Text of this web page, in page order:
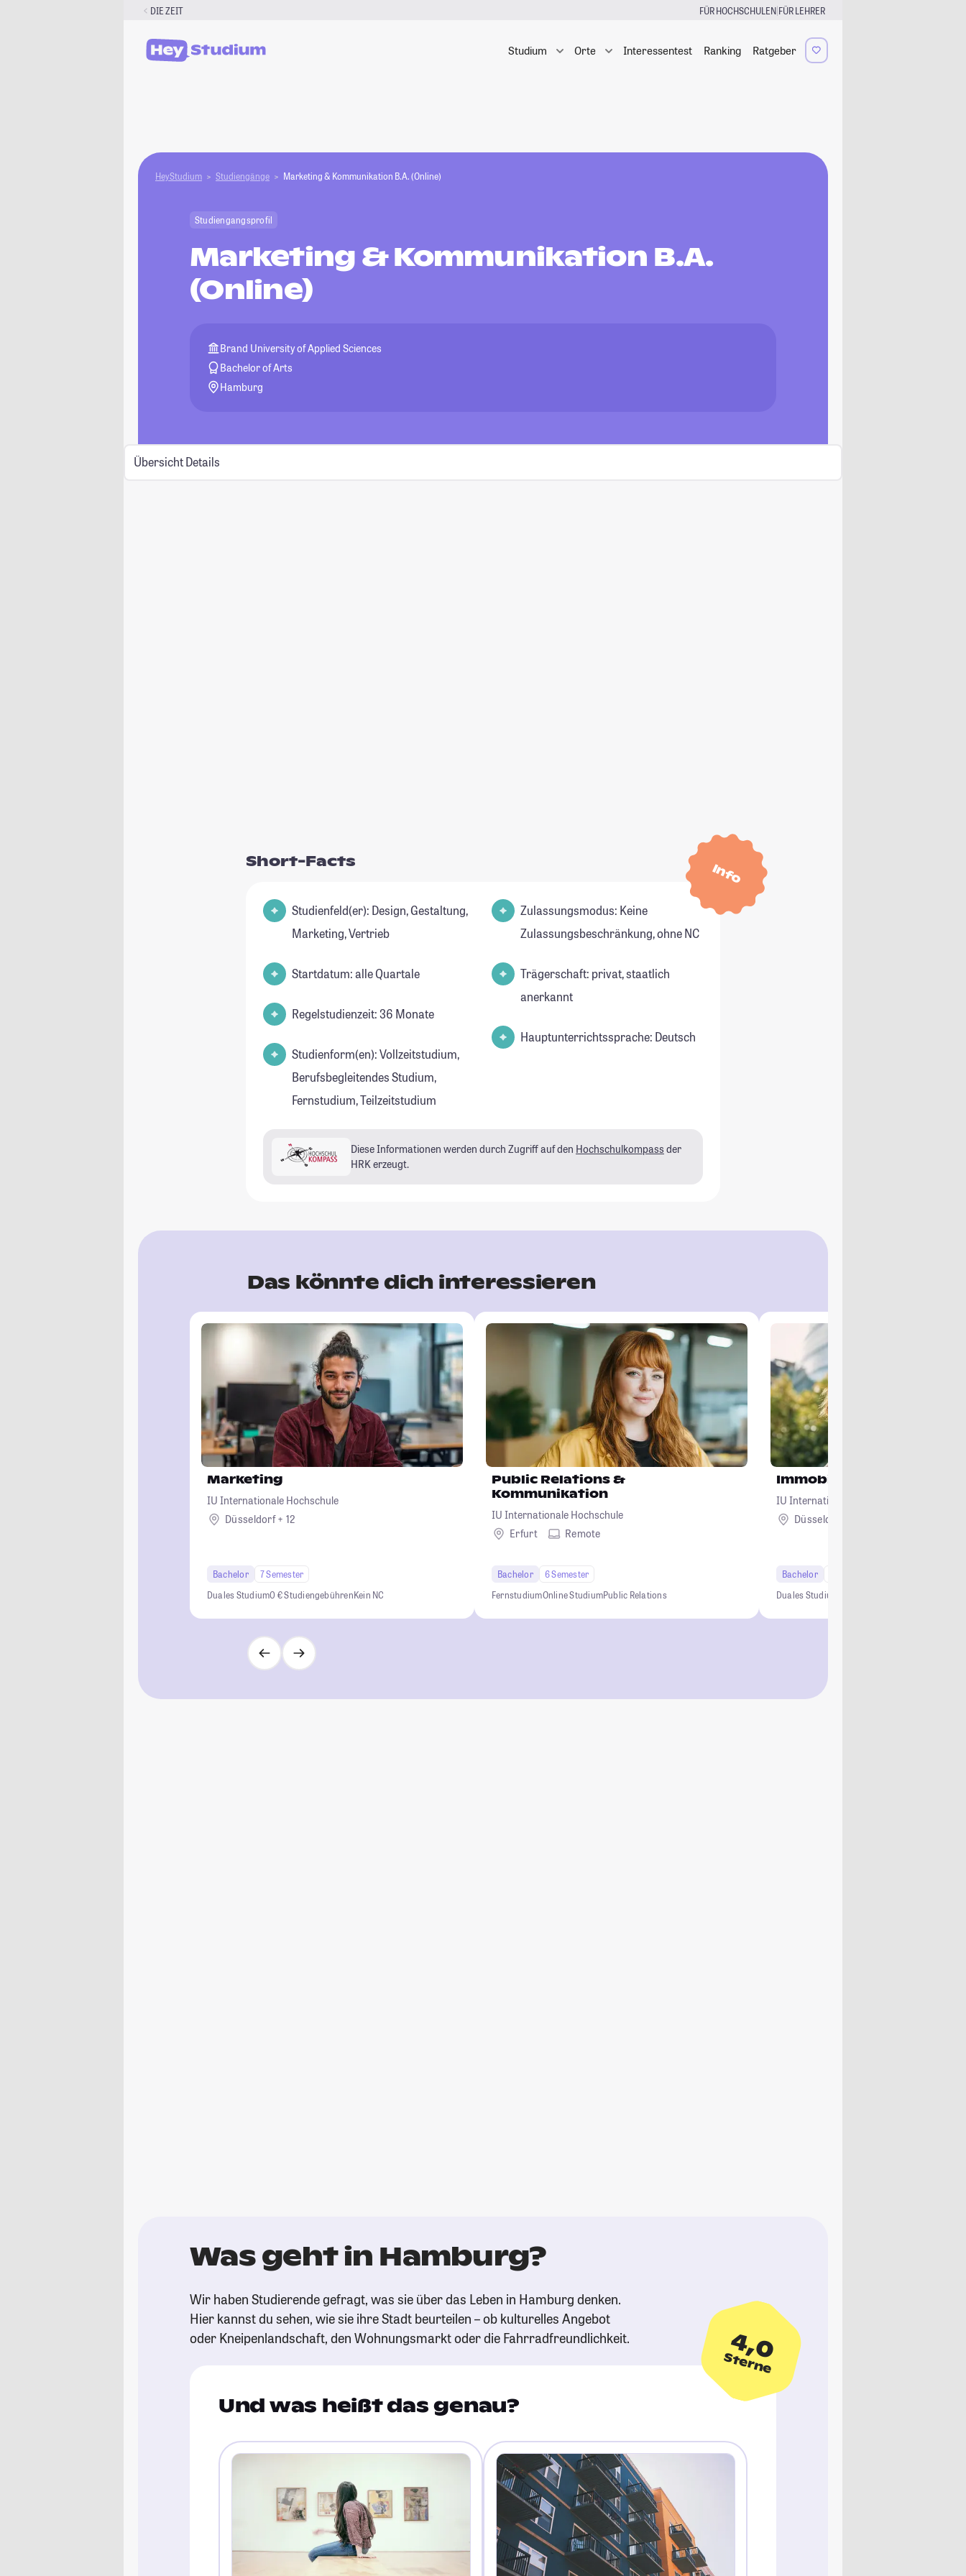
DIE ZEIT FÜR HOCHSCHULEN|FÜR LEHRER
Studium Orte Interessentest Ranking Ratgeber
HeyStudium Studiengänge Marketing & Kommunikation B.A. (Online)
Studiengangsprofil
Marketing & Kommunikation B.A.
(Online)
Brand University of Applied Sciences
Bachelor of Arts
Hamburg
Übersicht Details
Info
Short-Facts
Studienfeld(er): Design, Gestaltung,
Marketing, Vertrieb
Startdatum: alle Quartale
Regelstudienzeit: 36 Monate
Studienform(en): Vollzeitstudium,
Berufsbegleitendes Studium,
Fernstudium, Teilzeitstudium
Zulassungsmodus: Keine
Zulassungsbeschränkung, ohne NC
Trägerschaft: privat, staatlich
anerkannt
Hauptunterrichtssprache: Deutsch
Diese Informationen werden durch Zugriff auf den Hochschulkompass der
HRK erzeugt.
Das könnte dich interessieren
Marketing
IU Internationale Hochschule
Düsseldorf + 12
Bachelor
7 Semester
Duales Studium0 € StudiengebührenKein NC
Public Relations &
Kommunikation
IU Internationale Hochschule
Erfurt
Remote
Bachelor
6 Semester
FernstudiumOnline StudiumPublic Relations
Immobilienwirtschaft
IU Internationale Hochschule
Düsseldorf + 7
Bachelor
Duales Studium
Was geht in Hamburg?
Wir haben Studierende gefragt, was sie über das Leben in Hamburg denken.
Hier kannst du sehen, wie sie ihre Stadt beurteilen – ob kulturelles Angebot
oder Kneipenlandschaft, den Wohnungsmarkt oder die Fahrradfreundlichkeit.
4,0
Sterne
Und was heißt das genau?